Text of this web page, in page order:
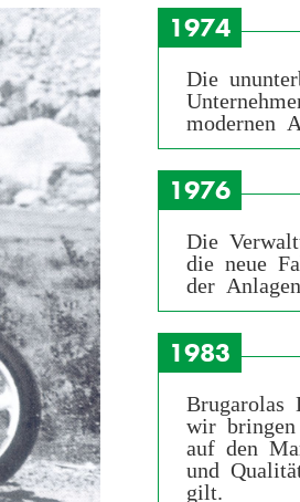
1974
Die
modernen
1976
Die
die neue
der
1983
Brugarolas
wir bringen
auf den
und
gilt.